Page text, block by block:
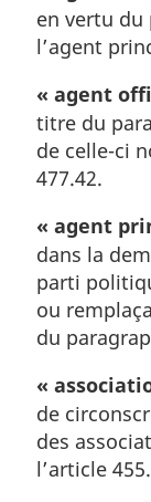
en vertu du
l’agent
« agent
titre du
de celle-ci
477.42.
« agent
dans la
parti
ou
du
«
de
des
l’article 455.